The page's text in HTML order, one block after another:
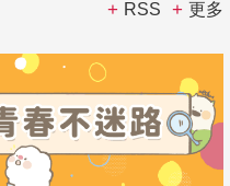
RSS 更多